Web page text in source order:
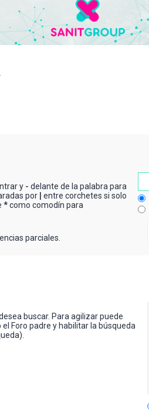
y - delante de la palabra para
por
entre corchetes si solo
*como comodín para
parciales.
buscar. Para agilizar puede
Foro padre y habilitar la búsqueda